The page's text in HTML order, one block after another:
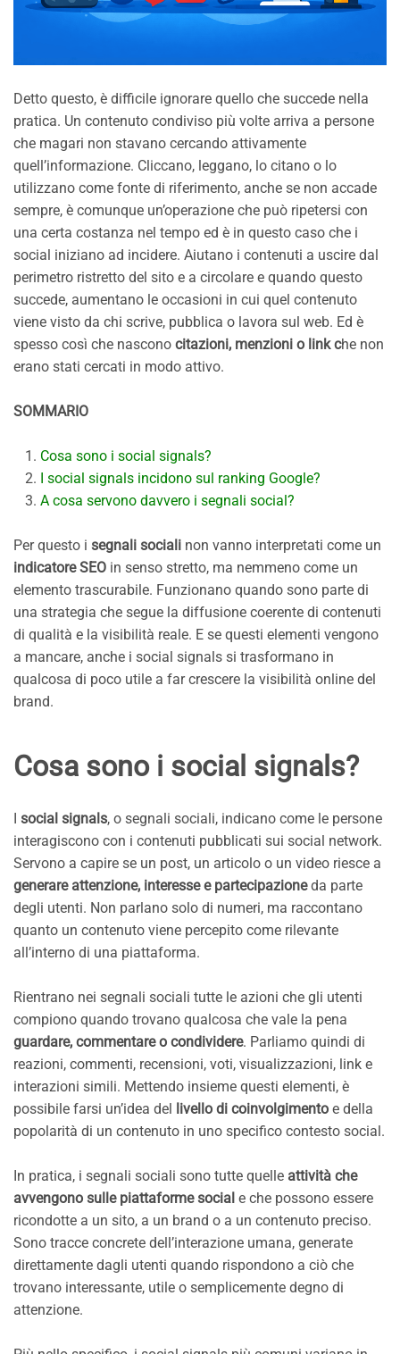
Detto questo, è difficile ignorare quello che succede nella
pratica. Un contenuto condiviso più volte arriva a persone
che magari non stavano cercando attivamente
quell’informazione. Cliccano, leggano, lo citano o lo
utilizzano come fonte di riferimento, anche se non accade
sempre, è comunque un’operazione che può ripetersi con
una certa costanza nel tempo ed è in questo caso che i
social iniziano ad incidere. Aiutano i contenuti a uscire dal
perimetro ristretto del sito e a circolare e quando questo
succede, aumentano le occasioni in cui quel contenuto
viene visto da chi scrive, pubblica o lavora sul web. Ed è
spesso così che nascono citazioni, menzioni o link che non
erano stati cercati in modo attivo.
SOMMARIO
Cosa sono i social signals?
I social signals incidono sul ranking Google?
A cosa servono davvero i segnali social?
Per questo i segnali sociali non vanno interpretati come un
indicatore SEO in senso stretto, ma nemmeno come un
elemento trascurabile. Funzionano quando sono parte di
una strategia che segue la diffusione coerente di contenuti
di qualità e la visibilità reale. E se questi elementi vengono
a mancare, anche i social signals si trasformano in
qualcosa di poco utile a far crescere la visibilità online del
brand.
Cosa sono i social signals?
I social signals, o segnali sociali, indicano come le persone
interagiscono con i contenuti pubblicati sui social network.
Servono a capire se un post, un articolo o un video riesce a
generare attenzione, interesse e partecipazioneda parte
degli utenti. Non parlano solo di numeri, ma raccontano
quanto un contenuto viene percepito come rilevante
all’interno di una piattaforma.
Rientrano nei segnali sociali tutte le azioni che gli utenti
compiono quando trovano qualcosa che vale la pena
guardare, commentare o condividere. Parliamo quindi di
reazioni, commenti, recensioni, voti, visualizzazioni, link e
interazioni simili. Mettendo insieme questi elementi, è
possibile farsi un’idea del livello di coinvolgimento e della
popolarità di un contenuto in uno specifico contesto social.
In pratica, i segnali sociali sono tutte quelle attività che
avvengono sulle piattaforme social e che possono essere
ricondotte a un sito, a un brand o a un contenuto preciso.
Sono tracce concrete dell’interazione umana, generate
direttamente dagli utenti quando rispondono a ciò che
trovano interessante, utile o semplicemente degno di
attenzione.